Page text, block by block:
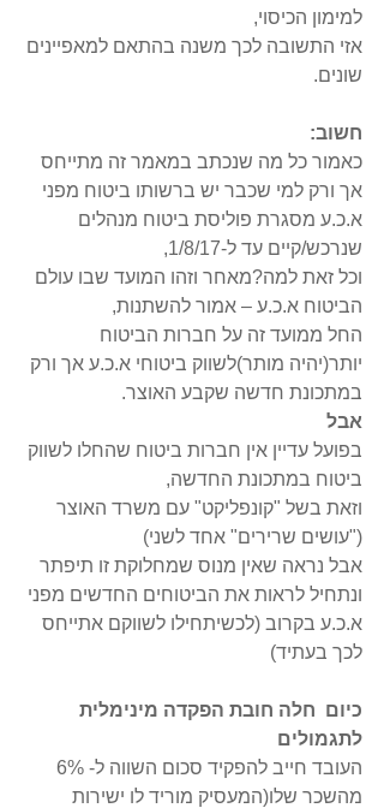
למימון הכיסוי,
אזי התשובה לכך משנה בהתאם למאפיינים
שונים.
חשוב:
כאמור כל מה שנכתב במאמר זה מתייחס
אך ורק למי שכבר יש ברשותו ביטוח מפני
א.כ.ע מסגרת פוליסת ביטוח מנהלים
שנרכש/קיים עד ל-1/8/17,
וכל זאת למה?מאחר וזהו המועד שבו עולם
הביטוח א.כ.ע – אמור להשתנות,
החל ממועד זה על חברות הביטוח
יותר(יהיה מותר)לשווק ביטוחי א.כ.ע אך ורק
במתכונת חדשה שקבע האוצר.
אבל
בפועל עדיין אין חברות ביטוח שהחלו לשווק
ביטוח במתכונת החדשה,
וזאת בשל "קונפליקט" עם משרד האוצר
("עושים שרירים" אחד לשני)
אבל נראה שאין מנוס שמחלוקת זו תיפתר
ונתחיל לראות את הביטוחים החדשים מפני
א.כ.ע בקרוב (לכשיתחילו לשווקם אתייחס
לכך בעתיד)
כיום  חלה חובת הפקדה מינימלית
לתגמולים
מהשכר שלו(המעסיק מוריד לו ישירות